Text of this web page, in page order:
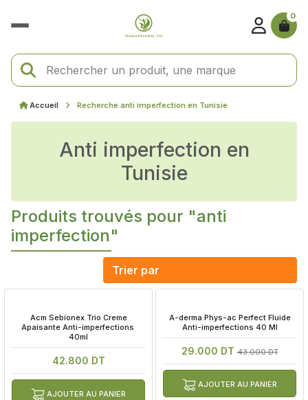
0
Accueil Recherche anti imperfection en Tunisie
anti imperfection en
Tunisie
Produits trouvés pour "anti
imperfection"
Acm Sebionex Trio Creme
Apaisante Anti-imperfections
40ml
42.800 DT
AJOUTER AU PANIER
A-derma Phys-ac Perfect Fluide
Anti-imperfections 40 Ml
29.000 DT43.000 DT
AJOUTER AU PANIER